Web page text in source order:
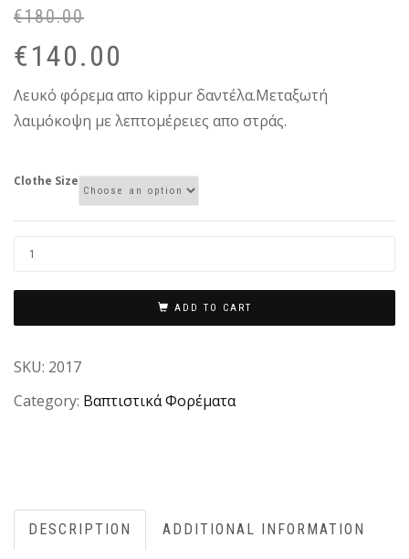
€180.00
€140.00
Λευκό φόρεμα απο kippur δαντέλα.Μεταξωτή
λαιμόκοψη με λεπτομέρειες απο στράς.
Clothe Size
ADD TO CART
SKU: 2017
Category: Βαπτιστικά Φορέματα
DESCRIPTION ADDITIONAL INFORMATION